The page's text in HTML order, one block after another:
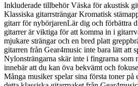
Inkluderade tillbehör Väska för akustisk
Klassiska gitarrsträngar Kromatisk
gitarr för nybörjarenLär dig och förbättra
gitarrer är viktiga för att komma in i
mjukare strängar och en bred platt
gitarren från Gear4music inte bara lätt att
Nylonsträngarna skär inte i fingrarna som
innebär att du kan öva bekvämt och
Många musiker spelar sina första toner på